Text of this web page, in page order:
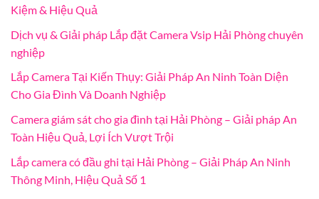
Kiệm & Hiệu Quả
Dịch vụ & Giải pháp Lắp đặt Camera Vsip Hải Phòng chuyên
nghiệp
Lắp Camera Tại Kiến Thụy: Giải Pháp An Ninh Toàn Diện
Cho Gia Đình Và Doanh Nghiệp
Camera giám sát cho gia đình tại Hải Phòng – Giải pháp An
Toàn Hiệu Quả, Lợi Ích Vượt Trội
Lắp camera có đầu ghi tại Hải Phòng – Giải Pháp An Ninh
Thông Minh, Hiệu Quả Số 1